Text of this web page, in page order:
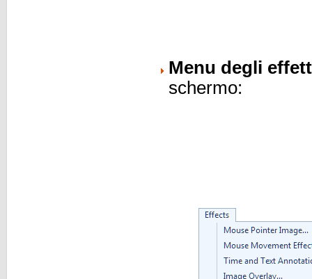
Menu degli
schermo: